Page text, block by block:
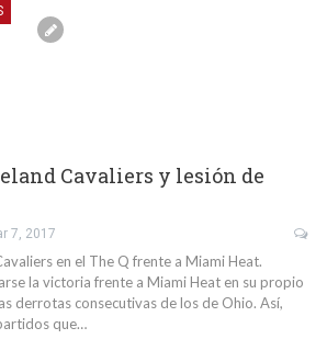
Cavaliers y lesión de
7, 2017
en el The Q frente a Miami Heat.
la victoria frente a Miami Heat en su propio
derrotas consecutivas de los de Ohio. Así,
que…